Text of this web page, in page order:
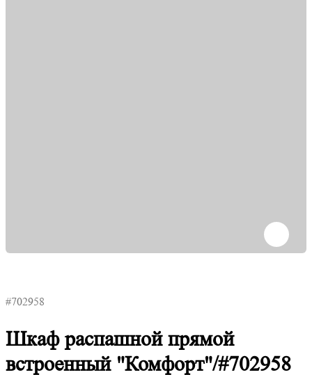
#702958
Шкаф распашной прямой
встроенный "Комфорт"/#702958